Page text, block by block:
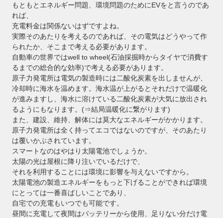
もともとエネルギー問題、環境問題のためにEVをと言うのであ
れば、
充電料金は関係ないはずですよね。
実際そのあたりを考えるのであれば、その電気はどうやって作
られたか、そこまで考える必要があります。
自動車の世界ではwell to wheel(石油採掘時からタイヤで消費す
るまでの総合的な効率)で考える必要があります。
原子力発電所は電気の製造時には二酸化炭素を出しませんが、
冷却時に海水を温めます。海水温が上がるとそれだけで温暖化
が進みますし、海水に溶けている二酸化炭素が大気に放出され
るようにもなります。(⇒結局温暖化に繋がります)
また、建設、維持、解体には莫大なエネルギーがかかります。
原子力発電所は全く持ってエコではないのですが、そのあたり
は覆いかぶされています。
スマートなのはやはり太陽電池でしょうか。
太陽の光は屋根に降り注いでいるだけで、
それを利用することには環境に影響を与えないですから。
太陽電池の製造エネルギーをもっと下げることができれば環境
にとっては一番喜ばしいことであり、
自宅での充電もいつでも可能です。
昼間に充電して夜間はバッテリーから使用、足りない分だけ電